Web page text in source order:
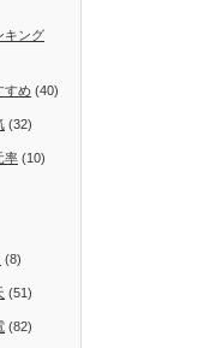
キング
すめ (40)
(32)
率 (10)
(8)
(51)
(82)